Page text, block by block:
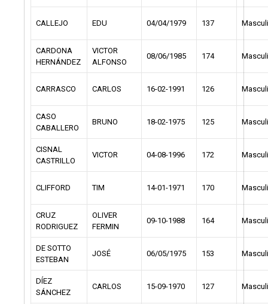
CALLEJO EDU 04/04/1979 137
CARDONA
HERNÁNDEZ
VICTOR
ALFONSO
08/06/1985 174
CARRASCO CARLOS 16-02-1991 126
CASO
CABALLERO
BRUNO 18-02-1975 125
CISNAL
CASTRILLO
VICTOR 04-08-1996 172
CLIFFORD TIM 14-01-1971 170
CRUZ
RODRIGUEZ
OLIVER
FERMIN
09-10-1988 164
DE SOTTO
ESTEBAN
JOSÉ 06/05/1975 153
DÍEZ
SÁNCHEZ
CARLOS 15-09-1970 127